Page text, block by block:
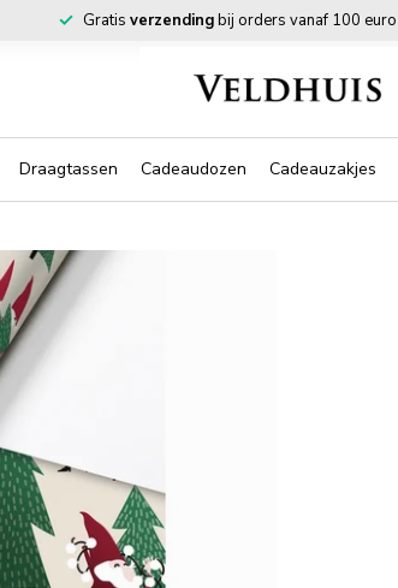
Gratis verzendingbij orders vanaf 100 euro
Draagtassen Cadeaudozen Cadeauzakjes